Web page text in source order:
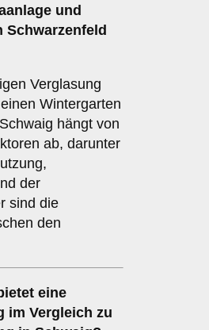
und
Schwarzenfeld
Verglasung
Wintergarten
hängt von
ab, darunter
der
sind die
den
eine
im Vergleich zu